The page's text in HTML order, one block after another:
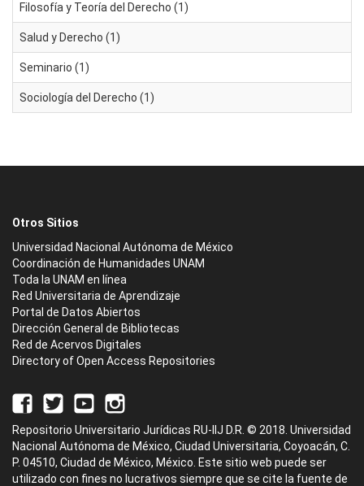
Filosofía y Teoría del Derecho (1)
Salud y Derecho (1)
Seminario (1)
Sociología del Derecho (1)
Otros Sitios
Universidad Nacional Autónoma de México
Coordinación de Humanidades UNAM
Toda la UNAM en línea
Red Universitaria de Aprendizaje
Portal de Datos Abiertos
Dirección General de Bibliotecas
Red de Acervos Digitales
Directory of Open Access Repositories
Repositorio Universitario Jurídicas RU-IIJ D.R. © 2018. Universidad
Nacional Autónoma de México, Ciudad Universitaria, Coyoacán, C.
P. 04510, Ciudad de México, México. Este sitio web puede ser
utilizado con fines no lucrativos siempre que se cite la fuente de